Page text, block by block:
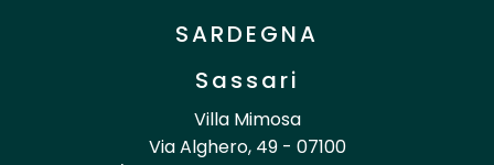
SARDEGNA
Sassari
Villa Mimosa
Via Alghero, 49 - 07100